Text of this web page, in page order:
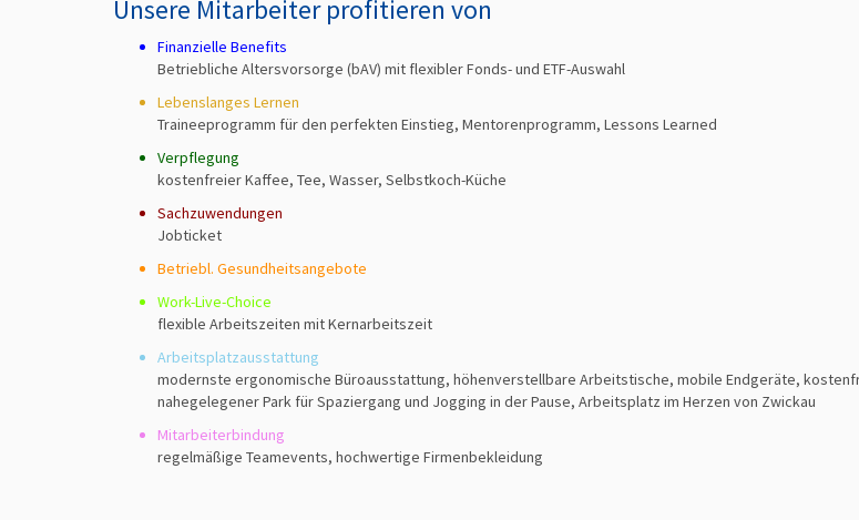
Unsere Mitarbeiter profitieren von
Finanzielle Benefits
Betriebliche Altersvorsorge (bAV) mit flexibler Fonds- und ETF-Auswahl
Lebenslanges Lernen
Traineeprogramm für den perfekten Einstieg, Mentorenprogramm, Lessons Learned
Verpflegung
kostenfreier Kaffee, Tee, Wasser, Selbstkoch-Küche
Sachzuwendungen
Jobticket
Betriebl. Gesundheitsangebote
Work-Live-Choice
flexible Arbeitszeiten mit Kernarbeitszeit
Arbeitsplatzausstattung
modernste ergonomische Büroausstattung, höhenverstellbare Arbeitstische, mobile Endgeräte,
nahegelegener Park für Spaziergang und Jogging in der Pause, Arbeitsplatz im Herzen von Zwickau
Mitarbeiterbindung
regelmäßige Teamevents, hochwertige Firmenbekleidung